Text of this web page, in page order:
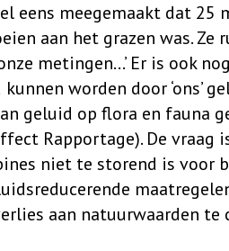
eens meegemaakt dat
aan het grazen was.
metingen…’ Er is ook
worden door ‘ons’
geluid op flora en fauna
Rapportage). De
niet te storend is voor
aan natuurwaarden te